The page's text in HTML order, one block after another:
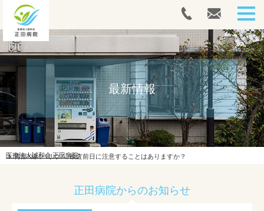
HOME
人間ドック・健康診断
内視鏡
外来案内
入院案内
最新情報
医療法人誠和会 正田病院
胃部X線（バリウム）検査前日に注意することはありますか？
正田病院からのお知らせ